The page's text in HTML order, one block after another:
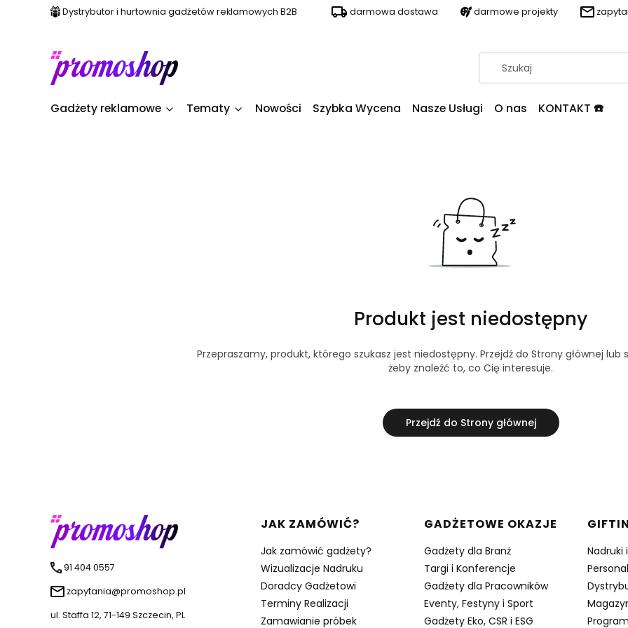
Dystrybutor i hurtownia gadżetów reklamowych B2B darmowa dostawa darmowe projekty
Gadżety reklamowe Tematy Nowości Szybka Wycena Nasze Usługi O nas KONTAKT ☎️
Produkt jest niedostępny
Przepraszamy, produkt, którego szukasz jest niedostępny. Przejdź do Strony głównej lub
żeby znaleźć to, co Cię interesuje.
Przejdź do Strony głównej
91 404 0557
zapytania@promoshop.pl
ul. Staffa 12, 71-149 Szczecin, PL
Linki w stopce
JAK ZAMÓWIĆ?
Jak zamówić gadżety?
Wizualizacje Nadruku
Doradcy Gadżetowi
Terminy Realizacji
Zamawianie próbek
GADŻETOWE OKAZJE
Gadżety dla Branż
Targi i Konferencje
Gadżety dla Pracowników
Eventy, Festyny i Sport
Gadżety Eko, CSR i ESG
Nadruki